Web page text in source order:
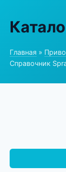
Главная »
Справочник